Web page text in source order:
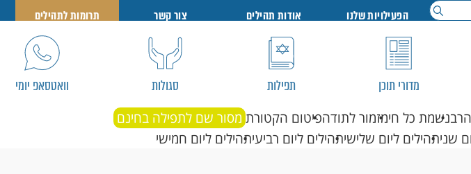
הפעילויות שלנו אודות תהילים צור קשר תרומות לתהילים
מדורי תוכן תפילות סגולות וואטסאפ יומי
נשמת כל חימזמור לתודהפיטום הקטורת מסור שם לתפילה בחינם
שניתהילים ליום שלישיתהילים ליום רביעיתהילים ליום חמישי